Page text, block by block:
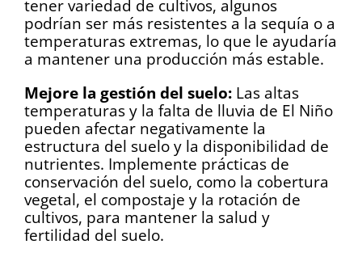
tener variedad de cultivos, algunos
podrían ser más resistentes a la sequía o a
temperaturas extremas, lo que le ayudaría
a mantener una producción más estable.
Mejore la gestión del suelo: Las altas
temperaturas y la falta de lluvia de El Niño
pueden afectar negativamente la
estructura del suelo y la disponibilidad de
nutrientes. Implemente prácticas de
conservación del suelo, como la cobertura
vegetal, el compostaje y la rotación de
cultivos, para mantener la salud y
fertilidad del suelo.